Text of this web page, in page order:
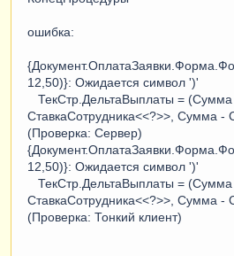
ошибка:
12,50)}: Ожидается символ ')'
ТекСтр.ДельтаВыплаты = (Сумма
СтавкаСотрудника<<?>>, Сумма -
(Проверка: Сервер)
12,50)}: Ожидается символ ')'
ТекСтр.ДельтаВыплаты = (Сумма
СтавкаСотрудника<<?>>, Сумма -
(Проверка: Тонкий клиент)